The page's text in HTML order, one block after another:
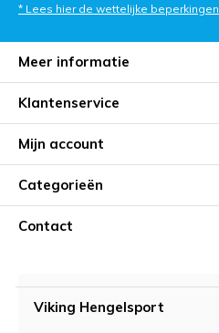
* Lees hier de wettelijke beperkingen
Meer informatie
Klantenservice
Mijn account
Categorieën
Contact
Viking Hengelsport